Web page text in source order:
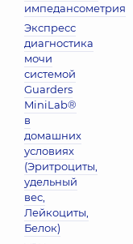
импедансометрия
Экспресс
диагностика
мочи
системой
Guarders
MiniLab®
в
домашних
условиях
(Эритроциты,
удельный
вес,
Лейкоциты,
Белок)